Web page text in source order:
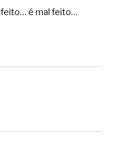
feito… é mal feito…